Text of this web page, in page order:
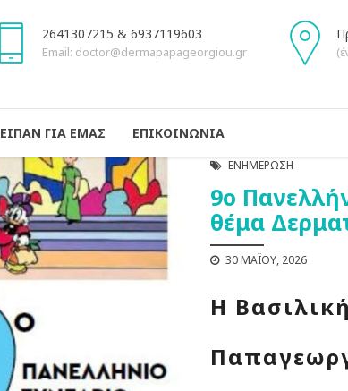
2641307215 & 6937119603
Email: doctor@dermapapageorgiou.gr
ΕΙΠΑΝ ΓΙΑ ΕΜΑΣ ΕΠΙΚΟΙΝΩΝΙΑ
ΕΝΗΜΈΡΩΣΗ
9ο
θέμα
30 ΜΑΪ́ΟΥ, 2026
Η Βασιλική